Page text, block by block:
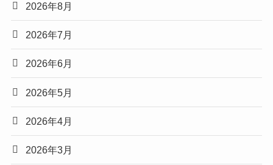
2026年8月
2026年7月
2026年6月
2026年5月
2026年4月
2026年3月